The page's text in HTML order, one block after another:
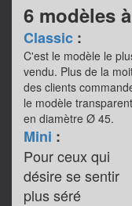
6 modèles
Classic :
C'est le modèle le
vendu. Plus de la
des clients
le modèle transparent
en diamètre Ø 45.
Mini :
Pour ceux qui
désire se sentir
plus séré